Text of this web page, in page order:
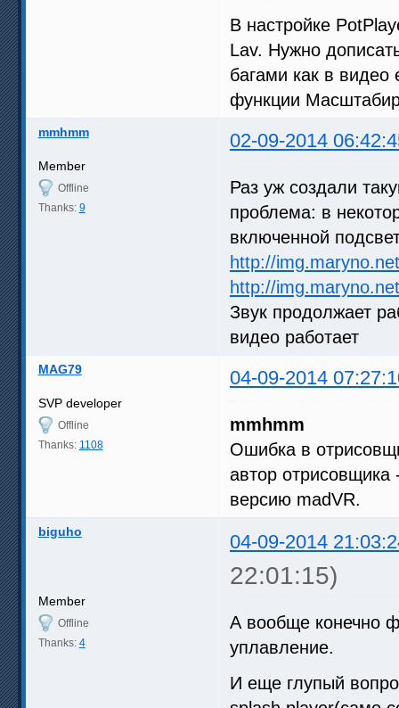
В настройке
Lav. Нужно
багами как в видео
функции
mmhmm 02-09-2014
Member
Offline
Thanks: 9
Раз уж создали
проблема: в
включенной
http://
http://
Звук продолжает
видео работает
MAG79 04-09-2014
SVP developer
Offline
Thanks: 1108
mmhmm
Ошибка в
автор
версию madVR.
biguho 04-09-2014
22:01:15)
Member
Offline
Thanks: 4
А вообще конечно
уплавление.
И еще глупый